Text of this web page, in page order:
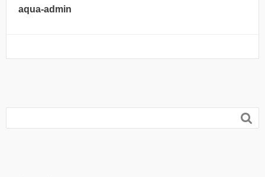
aqua-admin
